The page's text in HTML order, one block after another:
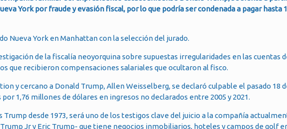
York por fraude y evasión fiscal, por lo que podría ser condenada a pagar hasta
Nueva York en Manhattan con la selección del jurado.
de la fiscalía neoyorquina sobre supuestas irregularidades en las cuentas
que recibieron compensaciones salariales que ocultaron al fisco.
y cercano a Donald Trump, Allen Weisselberg, se declaró culpable el pasado 18
1,76 millones de dólares en ingresos no declarados entre 2005 y 2021.
Trump desde 1973, será uno de los testigos clave del juicio a la compañía
Jr y Eric Trump- que tiene negocios inmobiliarios, hoteles y campos de golf